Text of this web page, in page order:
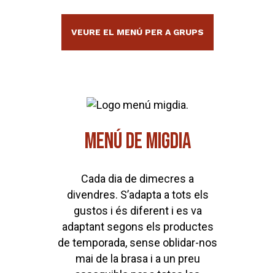
VEURE EL MENÚ PER A GRUPS
MENÚ DE MIGDIA
Cada dia de dimecres a
divendres. S’adapta a tots els
gustos i és diferent i es va
adaptant segons els productes
de temporada, sense oblidar-nos
mai de la brasa i a un preu